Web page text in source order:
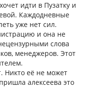
идти в Пузатку и
Каждодневные
уже нет сил.
и она не
слова
менеджеров. Этот
Никто её не может
алексеева это